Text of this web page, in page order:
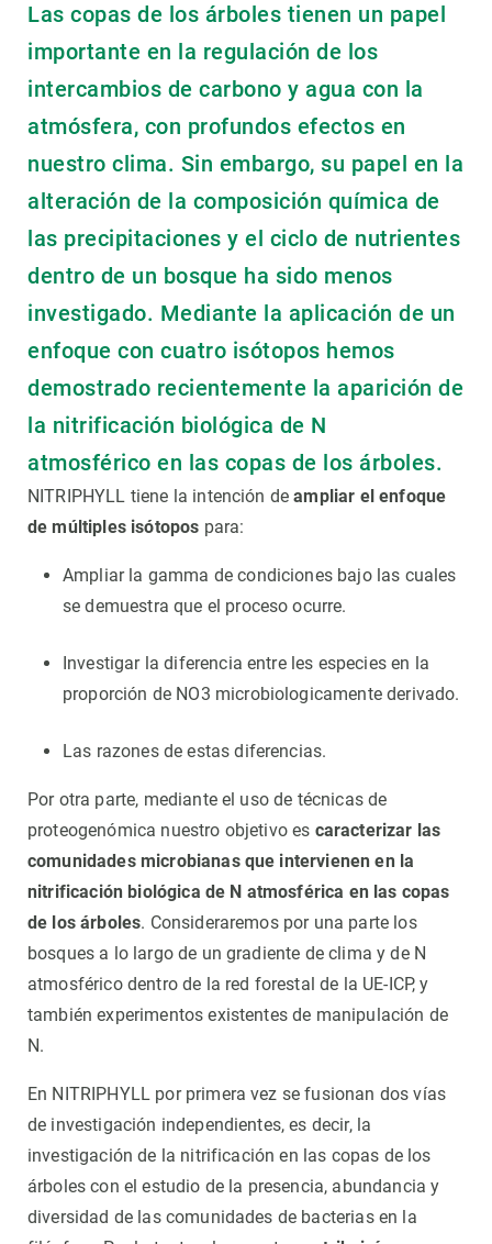
Las copas de los árboles tienen un papel
importante en la regulación de los
intercambios de carbono y agua con la
atmósfera, con profundos efectos en
nuestro clima. Sin embargo, su papel en la
alteración de la composición química de
las precipitaciones y el ciclo de nutrientes
dentro de un bosque ha sido menos
investigado. Mediante la aplicación de un
enfoque con cuatro isótopos hemos
demostrado recientemente la aparición de
la nitrificación biológica de N
atmosférico en las copas de los árboles.
NITRIPHYLL tiene la intención deampliar el enfoque
de múltiples isótopos para:
Ampliar la gamma de condiciones bajo las cuales
se demuestra que el proceso ocurre.
Investigar la diferencia entre les especies en la
proporción de NO3 microbiologicamente derivado.
Las razones de estas diferencias.
Por otra parte, mediante el uso de técnicas de
proteogenómica nuestro objetivo es caracterizar las
comunidades microbianas que intervienen en la
nitrificación biológica de N atmosférica en las copas
de los árboles. Consideraremos por una parte los
bosques a lo largo de un gradiente de clima y de N
atmosférico dentro de la red forestal de la UE-ICP, y
también experimentos existentes de manipulación de
N.
En NITRIPHYLL por primera vez se fusionan dos vías
de investigación independientes, es decir, la
investigación de la nitrificación en las copas de los
árboles con el estudio de la presencia, abundancia y
diversidad de las comunidades de bacterias en la